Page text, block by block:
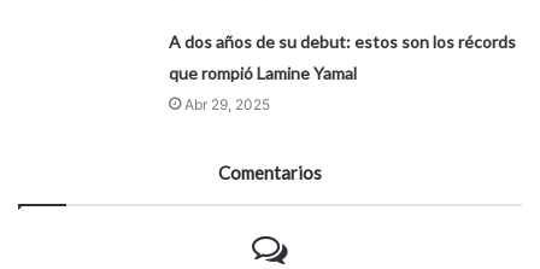
A dos años de su debut: estos son los récords
que rompió Lamine Yamal
Abr 29, 2025
Comentarios